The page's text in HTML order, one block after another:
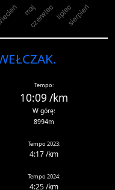
Tempo:
10:09 /km
W górę:
8994m
Tempo 2023:
4:17 /km
Tempo 2024:
4:25 /km